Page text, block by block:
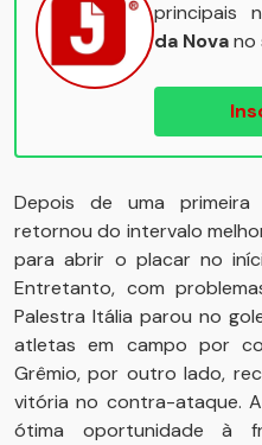
principais
da Novano
Depois de uma
retornou do intervalo
para abrir o placar no
Entretanto, com
Palestra Itália parou no
atletas em campo por
Grêmio, por outro lado,
vitória no contra-ataque.
ótima oportunidade à